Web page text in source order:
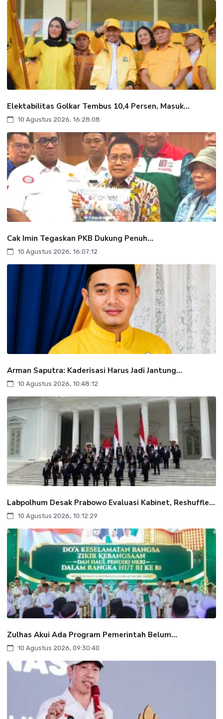
Elektabilitas Golkar Tembus 10,4 Persen, Masuk...
10 Agustus 2026, 16:28:08
Cak Imin Tegaskan PKB Dukung Penuh...
10 Agustus 2026, 16:07:12
Arman Saputra: Kaderisasi Harus Jadi Jantung...
10 Agustus 2026, 10:48:12
Labpolhum Desak Prabowo Evaluasi Kabinet, Reshuffle...
10 Agustus 2026, 10:12:29
Zulhas Akui Ada Program Pemerintah Belum...
10 Agustus 2026, 09:30:40